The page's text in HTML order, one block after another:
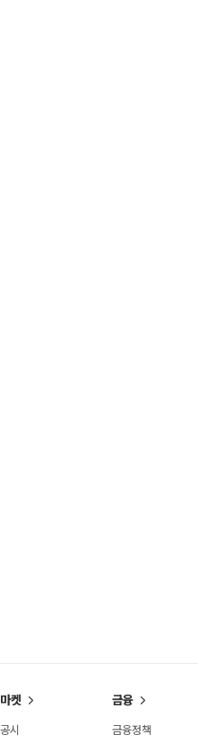
마켓
공시
금융
금융정책